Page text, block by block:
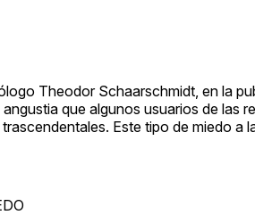
Theodor Schaarschmidt, en la
que algunos usuarios de las
Este tipo de miedo a